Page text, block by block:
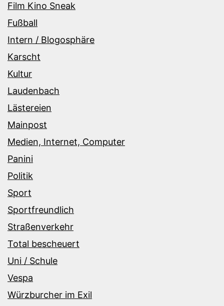
Film Kino Sneak
Fußball
Intern / Blogosphäre
Karscht
Kultur
Laudenbach
Lästereien
Mainpost
Medien, Internet, Computer
Panini
Politik
Sport
Sportfreundlich
Straßenverkehr
Total bescheuert
Uni / Schule
Vespa
Würzburcher im Exil